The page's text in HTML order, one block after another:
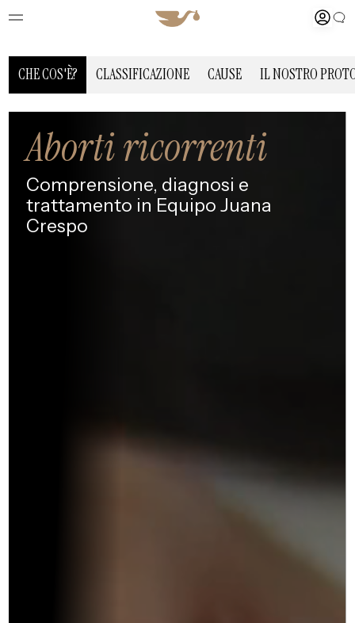
CHE COS'È? CLASSIFICAZIONE CAUSE IL NOSTRO
Aborti ricorrenti
Comprensione, diagnosi e
trattamento in Equipo Juana
Crespo